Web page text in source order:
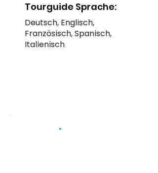
Tourguide Sprache:
Deutsch, Englisch,
Französisch, Spanisch,
Italienisch